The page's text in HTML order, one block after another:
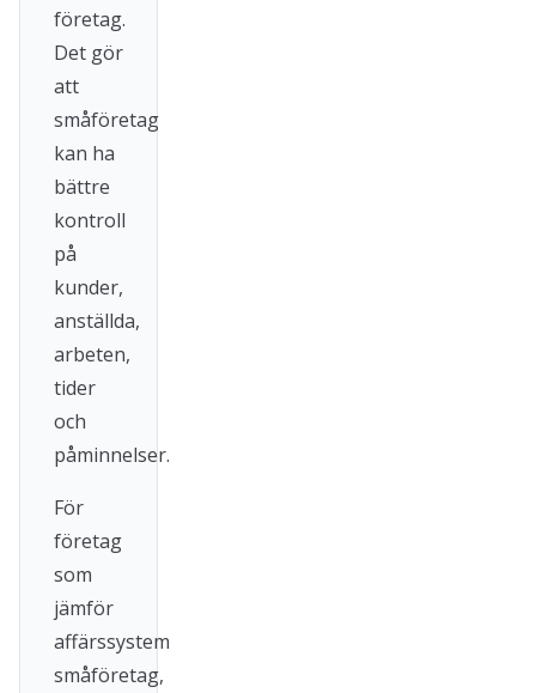
företag.
Det gör
att
småföretag
kan ha
bättre
kontroll
på
kunder,
anställda,
arbeten,
tider
och
påminnelser.
För
företag
som
jämför
affärssystem
småföretag,